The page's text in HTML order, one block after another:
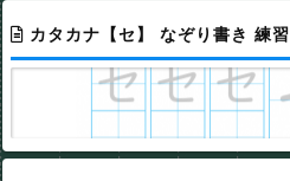
カタカナ【セ】 なぞり書き 練習